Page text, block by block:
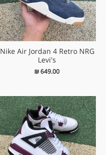
Nike Air Jordan 4 Retro NRG
Levi's
₪649.00